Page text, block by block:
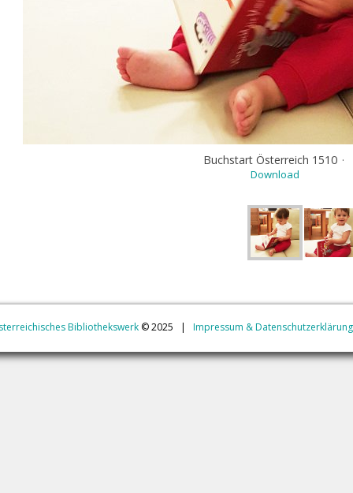
Buchstart Österreich 1510 ·
Download
Bibliothekswerk © 2025 | Impressum & Datenschutzerklärung